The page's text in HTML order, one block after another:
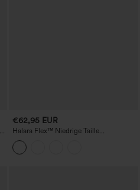
€62,95 EUR
Halara Flex™ Niedrige Taille
Reißverschluss-Taschen Lockere Weite
Bein Ausgestellte Gewaschene Lässige
Jeans